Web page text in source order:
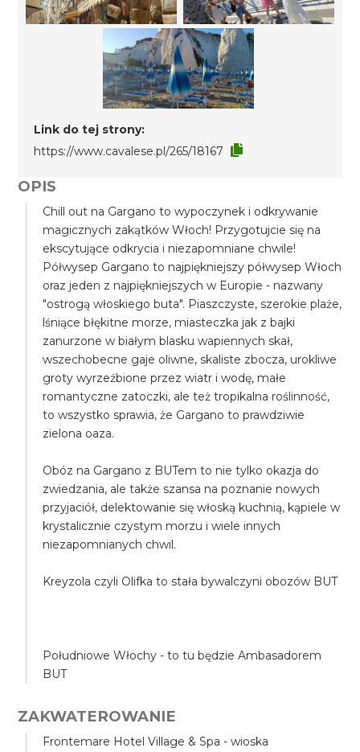
Link do tej strony:
https://www.cavalese.pl/265/18167
OPIS
Chill out na Gargano to wypoczynek i odkrywanie
magicznych zakątków Włoch! Przygotujcie się na
ekscytujące odkrycia i niezapomniane chwile!
Półwysep Gargano to najpiękniejszy półwysep Włoch
oraz jeden z najpiękniejszych w Europie - nazwany
"ostrogą włoskiego buta". Piaszczyste, szerokie plaże,
lśniące błękitne morze, miasteczka jak z bajki
zanurzone w białym blasku wapiennych skał,
wszechobecne gaje oliwne, skaliste zbocza, urokliwe
groty wyrzeźbione przez wiatr i wodę, małe
romantyczne zatoczki, ale też tropikalna roślinność,
to wszystko sprawia, że Gargano to prawdziwie
zielona oaza.
Obóz na Gargano z BUTem to nie tylko okazja do
zwiedzania, ale także szansa na poznanie nowych
przyjaciół, delektowanie się włoską kuchnią, kąpiele w
krystalicznie czystym morzu i wiele innych
niezapomnianych chwil.
Kreyzola czyli Olifka to stała bywalczyni obozów BUT
Południowe Włochy - to tu będzie Ambasadorem
BUT
ZAKWATEROWANIE
Frontemare Hotel Village & Spa - wioska